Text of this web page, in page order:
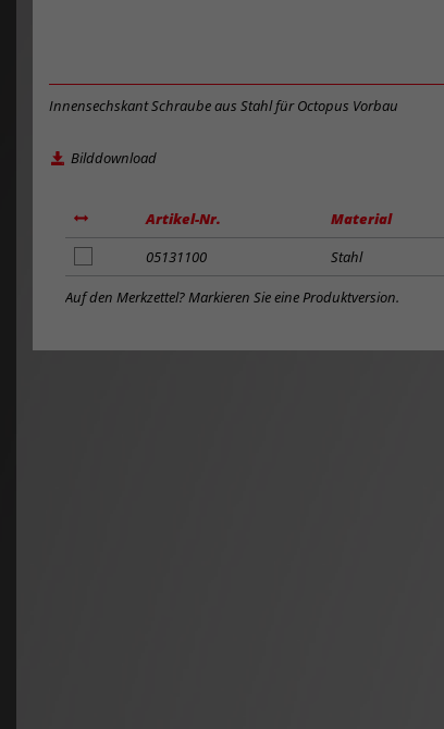
Innensechskant Schraube aus Stahl für Octopus Vorbau
Bilddownload
Artikel-Nr. Material
zum
Merkzettel
05131100 Stahl
Auf den Merkzettel? Markieren Sie eine Produktversion.